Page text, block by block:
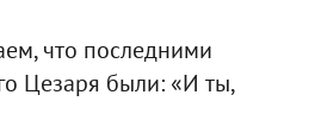
что последними
Цезаря были: «И ты,